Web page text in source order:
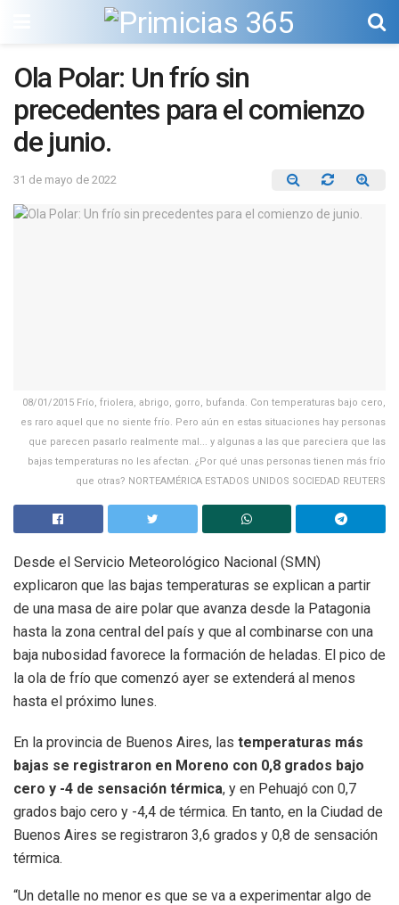
Ola Polar: Un frío sin
precedentes para el comienzo
de junio.
31 de mayo de 2022
08/01/2015 Frío, friolera, abrigo, gorro, bufanda. Con temperaturas bajo cero,
es raro aquel que no siente frío. Pero aún en estas situaciones hay personas
que parecen pasarlo realmente mal... y algunas a las que pareciera que las
bajas temperaturas no les afectan. ¿Por qué unas personas tienen más frío
que otras? NORTEAMÉRICA ESTADOS UNIDOS SOCIEDAD REUTERS
Desde el Servicio Meteorológico Nacional (SMN)
explicaron que las bajas temperaturas se explican a partir
de una masa de aire polar que avanza desde la Patagonia
hasta la zona central del país y que al combinarse con una
baja nubosidad favorece la formación de heladas. El pico de
la ola de frío que comenzó ayer se extenderá al menos
hasta el próximo lunes.
En la provincia de Buenos Aires, las temperaturas más
bajas se registraron en Moreno con 0,8 grados bajo
cero y -4 de sensación térmica, y en Pehuajó con 0,7
grados bajo cero y -4,4 de térmica. En tanto, en la Ciudad de
Buenos Aires se registraron 3,6 grados y 0,8 de sensación
térmica.
“Un detalle no menor es que se va a experimentar algo de